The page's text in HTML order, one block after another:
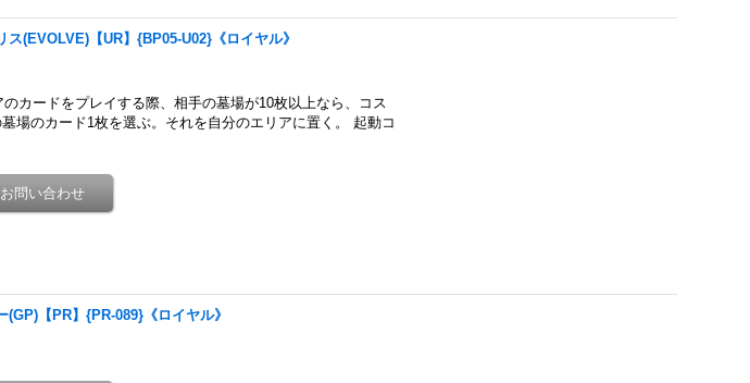
ス(EVOLVE)【UR】{BP05-U02}《ロイヤル》
カードをプレイする際、相手の墓場が10枚以上なら、コス
場のカード1枚を選ぶ。それを自分のエリアに置く。 起動コ
(GP)【PR】{PR-089}《ロイヤル》